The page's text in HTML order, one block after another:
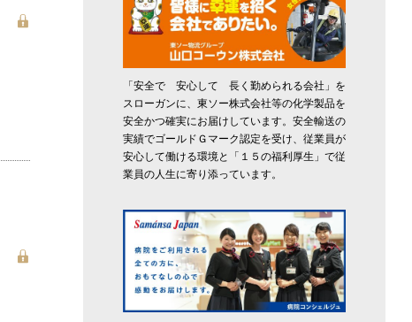
「安全で 安心して 長く勤められる会社」を
スローガンに、東ソー株式会社等の化学製品を
安全かつ確実にお届けしています。安全輸送の
実績でゴールドＧマーク認定を受け、従業員が
安心して働ける環境と「１５の福利厚生」で従
業員の人生に寄り添っています。